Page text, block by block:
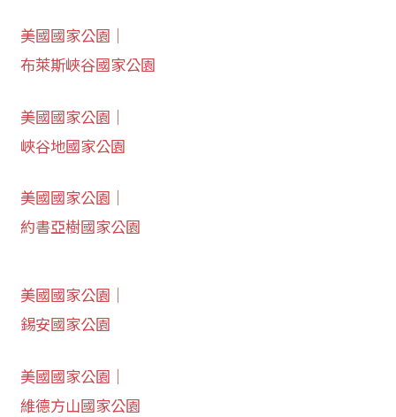
美國國家公園｜
布萊斯峽谷國家公園
美國國家公園｜
峽谷地國家公園
美國國家公園｜
約書亞樹國家公園
美國國家公園｜
錫安國家公園
美國國家公園｜
維德方山國家公園